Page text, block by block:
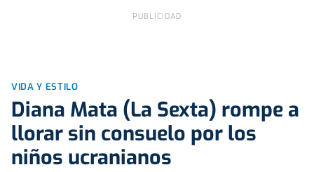
VIDA Y ESTILO
Diana Mata (La Sexta) rompe a
llorar sin consuelo por los
niños ucranianos